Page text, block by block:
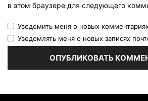
в этом браузере для следующего
Уведомить меня о новых
Уведомлять меня о новых записях